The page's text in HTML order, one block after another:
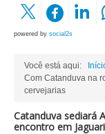
powered by social2s
Você está aqui:
Com Catanduva na
cervejarias
Catanduva sediará
encontro em